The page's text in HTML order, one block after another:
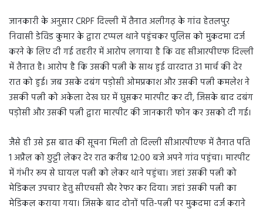
जानकारी के अनुसार CRPF दिल्ली में तैनात अलीगढ़ के गांव हेतलपुर
निवासी डेविड कुमार के द्वारा टप्पल थाने पहुंचकर पुलिस को मुकदमा दर्ज
करने के लिए दी गई तहरीर में आरोप लगाया है कि वह सीआरपीएफ दिल्ली
में तैनात है। आरोप है कि उसकी पत्नी के साथ हुई वारदात 31 मार्च की देर
रात को हुई। जब उसके दबंग पड़ोसी ओमप्रकाश और उसकी पत्नी कमलेश ने
उसकी पत्नी को अकेला देख घर में घुसकर मारपीट कर दी, जिसके बाद दबंग
पड़ोसी और उसकी पत्नी द्वारा मारपीट की जानकारी फोन कर उसको दी गई।
जैसे ही उसे इस बात की सूचना मिली तो दिल्ली सीआरपीएफ में तैनात पति
1 अप्रैल को छुट्टी लेकर देर रात करीब 12:00 बजे अपने गांव पहुंचा। मारपीट
में गंभीर रूप से घायल पत्नी को लेकर थाने पहुंचा। जहां उसकी पत्नी को
मेडिकल उपचार हेतु सीएचसी खैर रेफर कर दिया। जहां उसकी पत्नी का
मेडिकल कराया गया। जिसके बाद दोनों पति-पत्नी पर मुकदमा दर्ज कराने